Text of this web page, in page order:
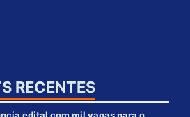
RECENTES